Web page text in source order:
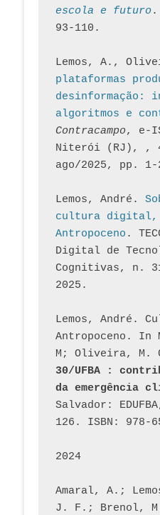
escola e futuro.
93-110.
Lemos, A.,
plataformas
desinformação:
algoritmos e
Contracampo, e-
Niterói (RJ), ,
ago/2025, pp. 1-
Lemos, André.
cultura digital,
Antropoceno .
Digital de
Cognitivas, n.
2025.
Lemos, André.
Antropoceno. In
M; Oliveira, M.
30/UFBA :
da emergência
Salvador:
126. ISBN: 978-
2024
Amaral, A.;
J. F.; Brenol,